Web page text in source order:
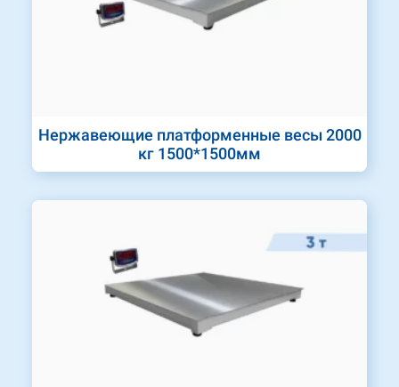
Нержавеющие платформенные весы 2000
кг 1500*1500мм